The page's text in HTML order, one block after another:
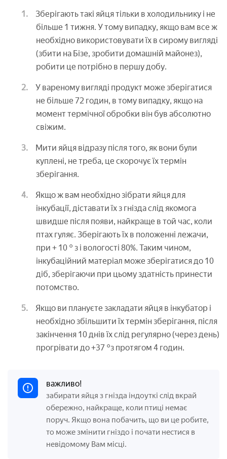
Зберігають такі яйця тільки в холодильнику і не
більше 1 тижня. У тому випадку, якщо вам все ж
необхідно використовувати їх в сирому вигляді
(збити на Бізе, зробити домашній майонез),
робити це потрібно в першу добу.
У вареному вигляді продукт може зберігатися
не більше 72 годин, в тому випадку, якщо на
момент термічної обробки він був абсолютно
свіжим.
Мити яйця відразу після того, як вони були
куплені, не треба, це скорочує їх термін
зберігання.
Якщо ж вам необхідно зібрати яйця для
інкубації, діставати їх з гнізда слід якомога
швидше після появи, найкраще в той час, коли
птах гуляє. Зберігають їх в положенні лежачи,
при + 10 ° з і вологості 80%. Таким чином,
інкубаційний матеріал може зберігатися до 10
діб, зберігаючи при цьому здатність принести
потомство.
Якщо ви плануєте закладати яйця в інкубатор і
необхідно збільшити їх термін зберігання, після
закінчення 10 днів їх слід регулярно (через день)
прогрівати до +37 °з протягом 4 годин.
важливо!
забирати яйця з гнізда індоуткі слід вкрай
обережно, найкраще, коли птиці немає
поруч. Якщо вона побачить, що ви це робите,
то може змінити гніздо і почати нестися в
невідомому Вам місці.